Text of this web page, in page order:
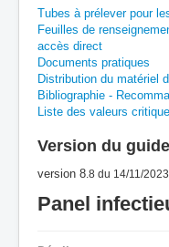
H I J K
Q R
Tubes à prélever pour
Feuilles de
accès direct
Documents pratiques
Distribution du matériel
Bibliographie -
Liste des valeurs
Version du guide
version 8.8 du 14/11/2023
Panel